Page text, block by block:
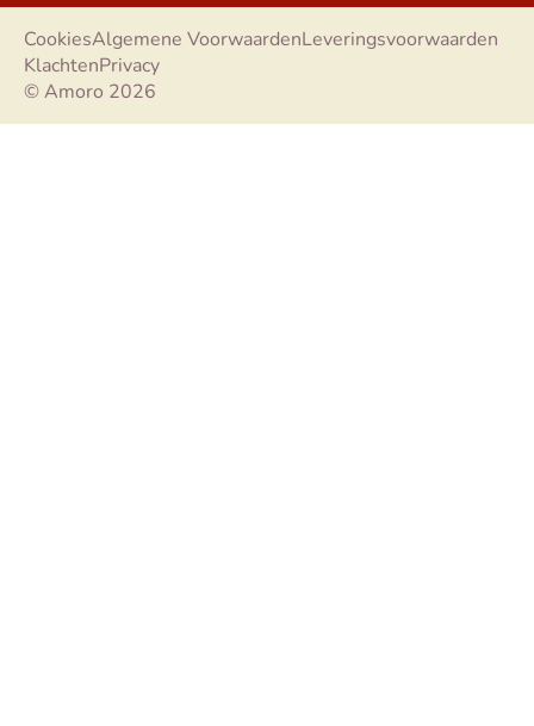
© Amoro 2026
CookiesAlgemene VoorwaardenLeveringsvoorwaarden
KlachtenPrivacy